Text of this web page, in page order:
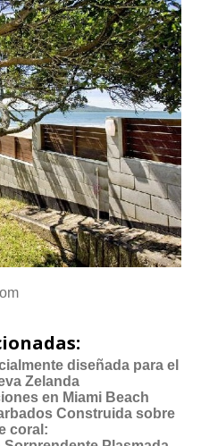
diseñada para el
Zelanda
en Miami Beach
Construida sobre
coral: